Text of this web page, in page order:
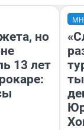
но
13 лет